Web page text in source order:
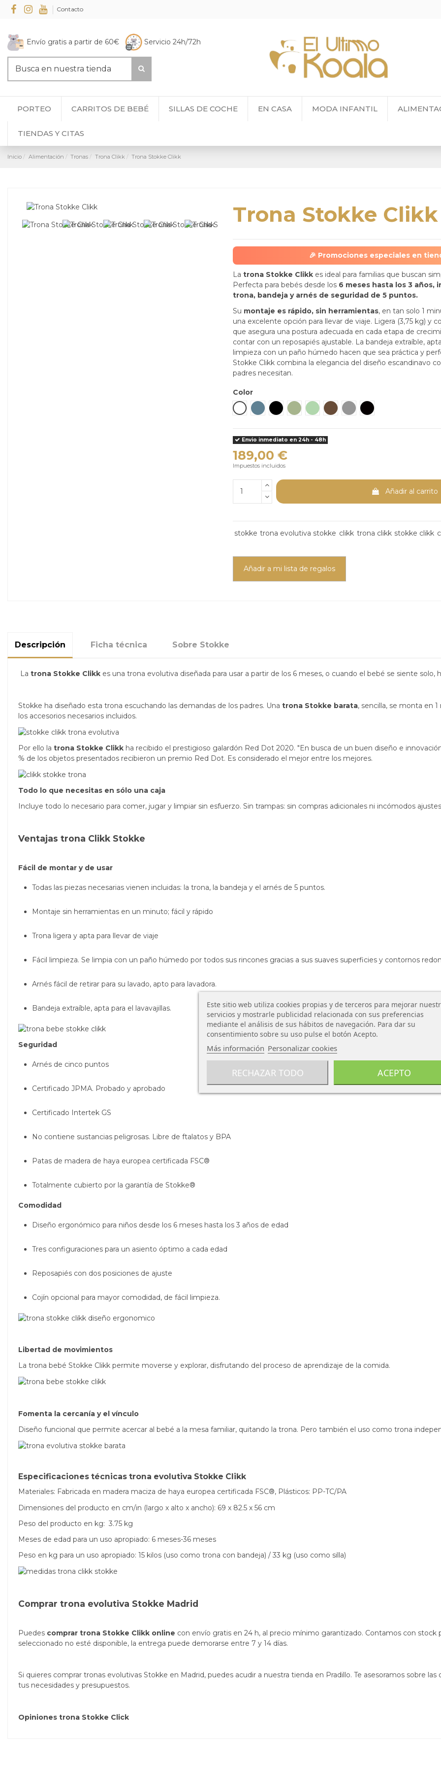
Contacto
Envío gratis a partir de 60€ Servicio 24h/72h
PORTEO CARRITOS DE BEBÉ SILLAS DE COCHE EN CASA MODA INFANTIL
TIENDAS Y CITAS
Inicio Alimentación Tronas Trona Clikk Trona Stokke Clikk
Trona Stokke Clikk
🎉 Promociones especiales en
La trona Stokke Clikkes ideal para familias que buscan
Perfecta para bebés desde los 6 meses hasta los 3 años,
trona, bandeja y arnés de seguridad de 5 puntos.
Su montaje es rápido, sin herramientas, en tan solo 1
una excelente opción para llevar de viaje. Ligera (3,75 kg) y
que asegura una postura adecuada en cada etapa de
contar con un reposapiés ajustable. La bandeja extraíble,
limpieza con un paño húmedo hacen que sea práctica y
Stokke Clikk combina la elegancia del diseño escandinavo
padres necesitan.
Color
Blanco Azul Fiordo
Negro Verde glaciar
Verde Trébol
Warm Brown
Gris NubeNegro Medianoche
Envio inmediato en 24h - 48h
189,00 €
Impuestos incluidos
Añadir al carrito
stokke trona evolutiva stokke clikk trona clikk stokke clikk
Añadir a mi lista de regalos
Descripción Ficha técnica Sobre Stokke
La trona Stokke Clikk es una trona evolutiva diseñada para usar a partir de los 6 meses, o cuando el bebé se siente solo,
Stokke ha diseñado esta trona escuchando las demandas de los padres. Una trona Stokke barata, sencilla, se monta en
los accesorios necesarios incluidos.
Por ello la trona Stokke Clikk ha recibido el prestigioso galardón Red Dot 2020. "En busca de un buen diseño e
% de los objetos presentados recibieron un premio Red Dot. Es considerado el mejor entre los mejores.
Todo lo que necesitas en sólo una caja
Incluye todo lo necesario para comer, jugar y limpiar sin esfuerzo. Sin trampas: sin compras adicionales ni incómodos
Ventajas trona Clikk Stokke
Fácil de montar y de usar
Todas las piezas necesarias vienen incluidas: la trona, la bandeja y el arnés de 5 puntos.
Montaje sin herramientas en un minuto; fácil y rápido
Trona ligera y apta para llevar de viaje
Fácil limpieza. Se limpia con un paño húmedo por todos sus rincones gracias a sus suaves superficies y contornos
Arnés fácil de retirar para su lavado, apto para lavadora.
Bandeja extraíble, apta para el lavavajillas.
Seguridad
Arnés de cinco puntos
Certificado JPMA. Probado y aprobado
Certificado Intertek GS
No contiene sustancias peligrosas. Libre de ftalatos y BPA
Patas de madera de haya europea certificada FSC®
Totalmente cubierto por la garantía de Stokke®
Comodidad
Diseño ergonómico para niños desde los 6 meses hasta los 3 años de edad
Tres configuraciones para un asiento óptimo a cada edad
Reposapiés con dos posiciones de ajuste
Cojín opcional para mayor comodidad, de fácil limpieza.
Libertad de movimientos
La trona bebé Stokke Clikk permite moverse y explorar, disfrutando del proceso de aprendizaje de la comida.
Fomenta la cercanía y el vínculo
Diseño funcional que permite acercar al bebé a la mesa familiar, quitando la trona. Pero también el uso como trona
Especificaciones técnicas trona evolutiva Stokke Clikk
Materiales: Fabricada en madera maciza de haya europea certificada FSC®, Plásticos: PP-TC/PA
Dimensiones del producto en cm/in (largo x alto x ancho): 69 x 82.5 x 56 cm
Peso del producto en kg: 3.75 kg
Meses de edad para un uso apropiado: 6 meses-36 meses
Peso en kg para un uso apropiado: 15 kilos (uso como trona con bandeja) / 33 kg (uso como silla)
Comprar trona evolutiva Stokke Madrid
Puedes comprar trona Stokke Clikk online con envío gratis en 24 h, al precio mínimo garantizado. Contamos con stock
seleccionado no esté disponible, la entrega puede demorarse entre 7 y 14 días.
Si quieres comprar tronas evolutivas Stokke en Madrid, puedes acudir a nuestra tienda en Pradillo. Te asesoramos sobre
tus necesidades y presupuestos.
Opiniones trona Stokke Click
Este sitio web utiliza cookies propias y de terceros para mejorar
servicios y mostrarle publicidad relacionada con sus preferencias
mediante el análisis de sus hábitos de navegación. Para dar su
consentimiento sobre su uso pulse el botón Acepto.
Más información Personalizar cookies
RECHAZAR TODO ACEPTO